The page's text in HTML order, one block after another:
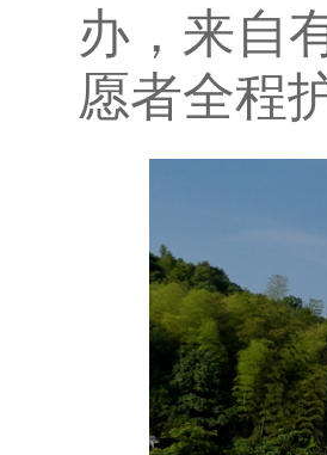
办，来自
愿者全程